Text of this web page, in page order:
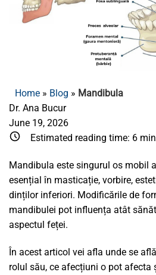
Home » Blog » Mandibula
Dr. Ana Bucur
June 19, 2026
Estimated reading time: 6
Mandibula este singurul os mobil
esențial în masticație, vorbire,
dinților inferiori. Modificările de
mandibulei pot influența atât
aspectul feței.
În acest articol vei afla unde se
rolul său, ce afecțiuni o pot afecta